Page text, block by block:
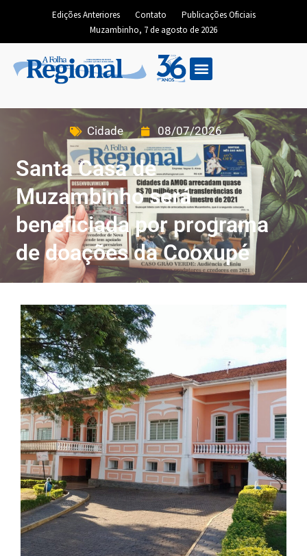
Edições Anteriores Contato
Publicações Oficiais
Muzambinho, 7 de agosto de 2026
Cidade 08/07/2026
Santa Casa de
Muzambinho será
beneficiada por programa
de doações da Cooxupé